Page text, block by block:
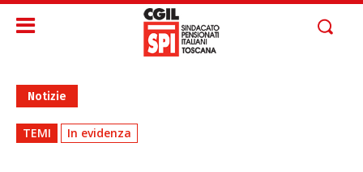
Notizie
TEMI In evidenza